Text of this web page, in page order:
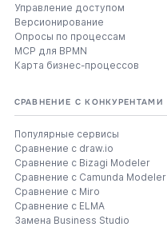
Управление доступом
Версионирование
Опросы по процессам
MCP для BPMN
Карта бизнес-процессов
СРАВНЕНИЕ С КОНКУРЕНТАМИ
Популярные сервисы
Сравнение с draw.io
Сравнение с Bizagi Modeler
Сравнение с Camunda Modeler
Сравнение с Miro
Сравнение с ELMA
Замена Business Studio